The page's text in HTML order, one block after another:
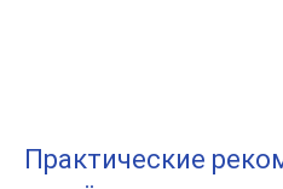
Практические